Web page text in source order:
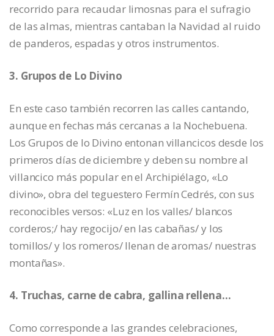
recorrido para recaudar limosnas para el sufragio
de las almas, mientras cantaban la Navidad al ruido
de panderos, espadas y otros instrumentos.
3. Grupos de Lo Divino
En este caso también recorren las calles cantando,
aunque en fechas más cercanas a la Nochebuena.
Los Grupos de lo Divino entonan villancicos desde los
primeros días de diciembre y deben su nombre al
villancico más popular en el Archipiélago, «Lo
divino», obra del teguestero Fermín Cedrés, con sus
reconocibles versos: «Luz en los valles/ blancos
corderos;/ hay regocijo/ en las cabañas/ y los
tomillos/ y los romeros/ llenan de aromas/ nuestras
montañas».
4. Truchas, carne de cabra, gallina rellena…
Como corresponde a las grandes celebraciones,